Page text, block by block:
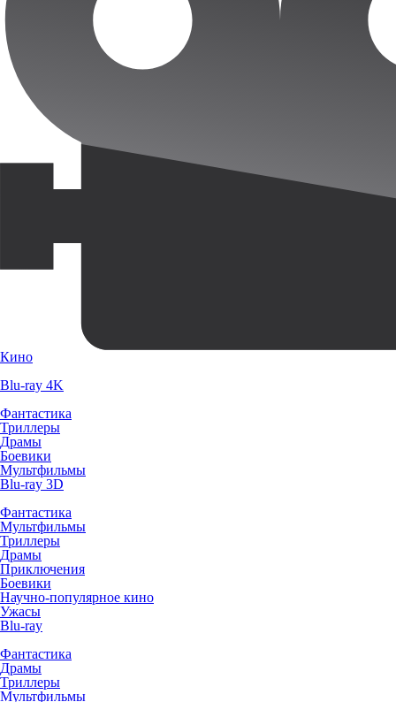
Кино
Blu-ray 4K
Фантастика
Триллеры
Драмы
Боевики
Мультфильмы
Blu-ray 3D
Фантастика
Мультфильмы
Триллеры
Драмы
Приключения
Боевики
Научно-популярное кино
Ужасы
Blu-ray
Фантастика
Драмы
Триллеры
Мультфильмы